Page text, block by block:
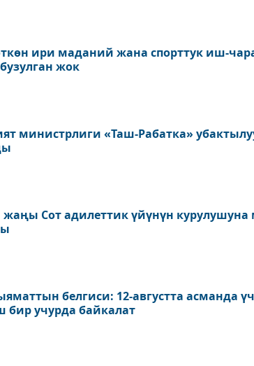
ири маданий жана спорттук иш-
жок
министрлиги «Таш-Рабатка»
жаңы Сот адилеттик үйүнүн курулушуна
белгиси: 12-августта асманда
бир учурда байкалат